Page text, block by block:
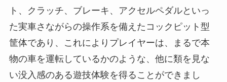
ト、クラッチ、ブレーキ、アクセルペダルといっ
た実車さながらの操作系を備えたコックピット型
筐体であり、これによりプレイヤーは、まるで本
物の車を運転しているかのような、他に類を見な
い没入感のある遊技体験を得ることができまし